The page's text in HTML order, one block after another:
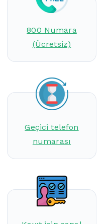
800 Numara
(Ücretsiz)
Geçici telefon
numarası